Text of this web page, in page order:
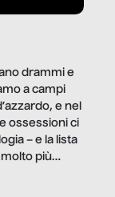
drammi e
a campi
e nel
ossessioni ci
– e la lista
più